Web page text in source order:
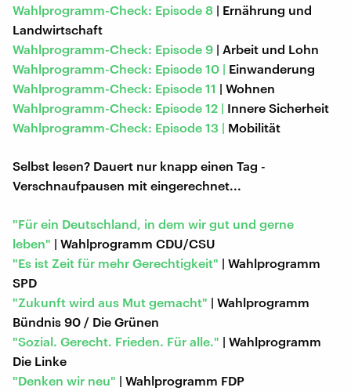
Wahlprogramm-Check: Episode 8 | Ernährung und
Landwirtschaft
Wahlprogramm-Check: Episode 9 | Arbeit und Lohn
Wahlprogramm-Check: Episode 10 | Einwanderung
Wahlprogramm-Check: Episode 11 | Wohnen
Wahlprogramm-Check: Episode 12 | Innere Sicherheit
Wahlprogramm-Check: Episode 13 | Mobilität
Selbst lesen? Dauert nur knapp einen Tag -
Verschnaufpausen mit eingerechnet...
"Für ein Deutschland, in dem wir gut und gerne
leben" | Wahlprogramm CDU/CSU
"Es ist Zeit für mehr Gerechtigkeit" | Wahlprogramm
SPD
"Zukunft wird aus Mut gemacht" | Wahlprogramm
Bündnis 90 / Die Grünen
"Sozial. Gerecht. Frieden. Für alle." | Wahlprogramm
Die Linke
"Denken wir neu" | Wahlprogramm FDP